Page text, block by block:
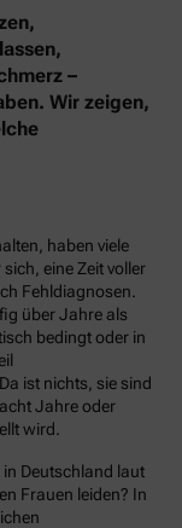
–
Wir zeigen,
haben viele
eine Zeit voller
Fehldiagnosen.
über Jahre als
bedingt oder in
ist nichts, sie sind
Jahre oder
wird.
Deutschland laut
Frauen leiden? In